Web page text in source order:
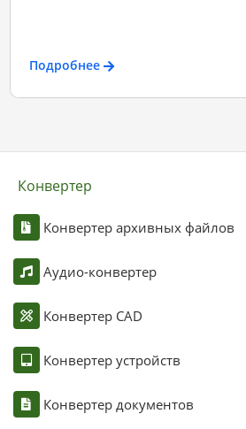
Подробнее
Конвертер
Конвертер архивных файлов
Аудио-конвертер
Конвертер CAD
Конвертер устройств
Конвертер документов